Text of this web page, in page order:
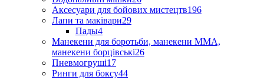
Аксесуари для бойових мистецтв196
Лапи та маківари29
Пады4
Манекени для боротьби, манекени ММА,
манекени борцівські26
Пневмогруші17
Ринги для боксу44